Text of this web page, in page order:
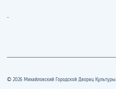
..
© 2026 Михайловский Городской Дворец Культуры.